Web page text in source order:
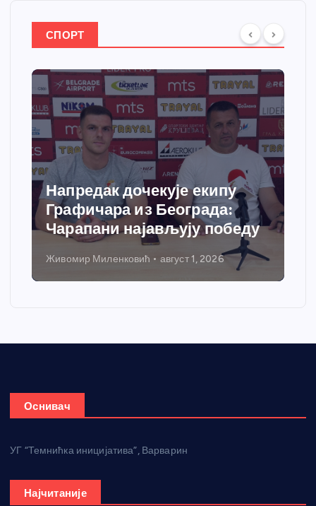
СПОРТ
Спортски центар “Ћићевац”
добија савремени систем
грејања
Никола Петровић јул 31, 2026
Оснивач
УГ “Темнићка иницијатива”, Варварин
Најчитаније